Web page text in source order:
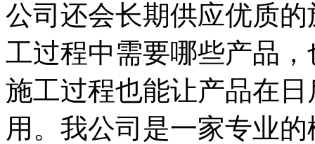
公司还会长期供应优质
工过程中需要哪些产品
施工过程也能让产品在
用。我公司是一家专业